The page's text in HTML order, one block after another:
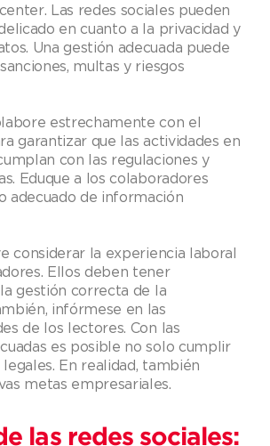
Las redes sociales pueden
en cuanto a la privacidad y
Una gestión adecuada puede
multas y riesgos
estrechamente con el
garantizar que las actividades en
con las regulaciones y
Eduque a los colaboradores
adecuado de información
considerar la experiencia laboral
Ellos deben tener
gestión correcta de la
infórmese en las
de los lectores. Con las
es posible no solo cumplir
En realidad, también
metas empresariales.
las redes sociales: